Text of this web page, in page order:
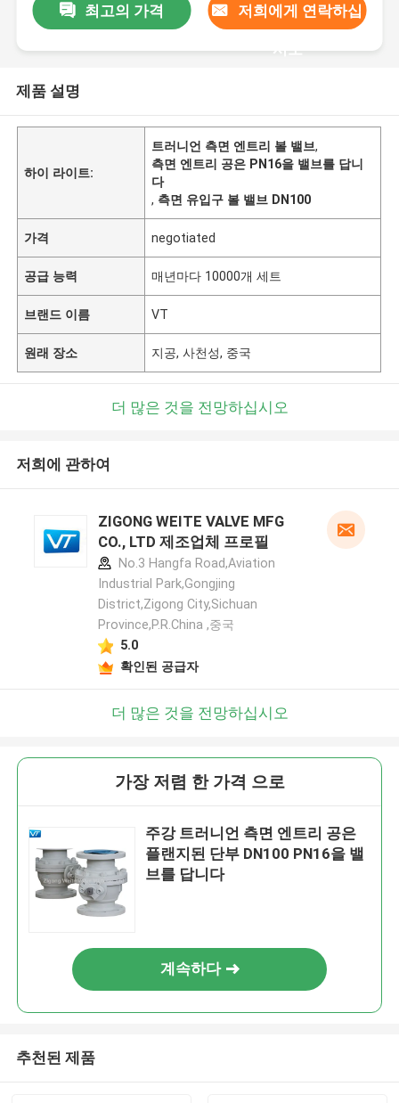
최고의 가격 저희에게 연락하십
시오
제품 설명
하이 라이트:
트러니언 측면 엔트리 볼 밸브,
측면 엔트리 공은 PN16을 밸브를 답니
다
, 측면 유입구 볼 밸브 DN100
가격 negotiated
공급 능력 매년마다 10000개 세트
브랜드 이름 VT
원래 장소 지공, 사천성, 중국
더 많은 것을 전망하십시오
저희에 관하여
ZIGONG WEITE VALVE MFG
CO., LTD 제조업체 프로필
No.3 Hangfa Road,Aviation
Industrial Park,Gongjing
District,Zigong City,Sichuan
Province,P.R.China ,중국
5.0
확인된 공급자
더 많은 것을 전망하십시오
가장 저렴 한 가격 으로
주강 트러니언 측면 엔트리 공은
플랜지된 단부 DN100 PN16을 밸
브를 답니다
계속하다
추천된 제품